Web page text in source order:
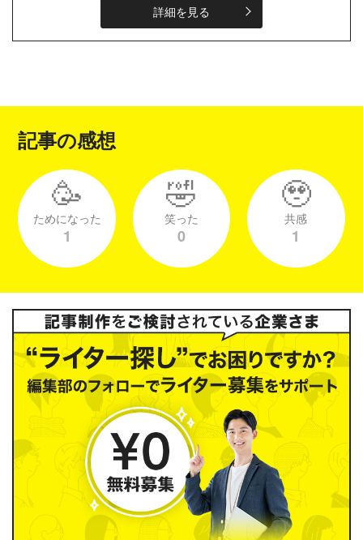
詳細を見る
記事の感想
🥳
ためになった
1
🤣
笑った
0
🥹
共感
1